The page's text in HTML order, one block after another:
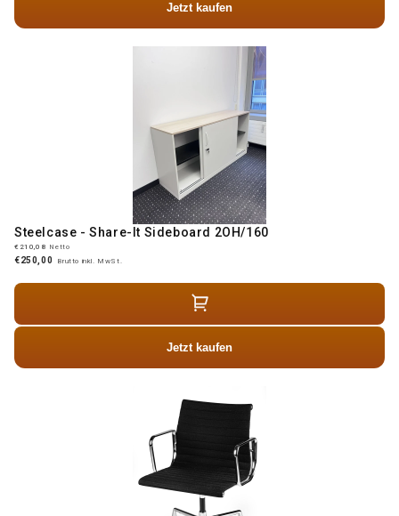
Jetzt kaufen
Steelcase - Share-It Sideboard 2OH/160
€210,08 Netto
€250,00 Brutto inkl. MwSt.
Jetzt kaufen